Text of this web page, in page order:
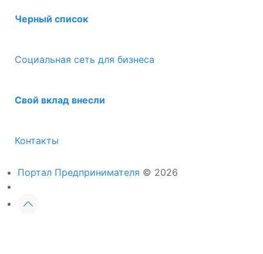
Черный список
Социальная сеть для бизнеса
Свой вклад внесли
Контакты
Портал Предпринимателя © 2026